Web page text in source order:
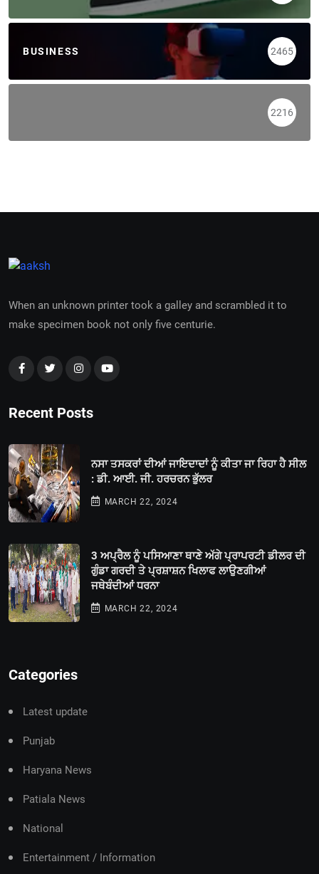
BUSINESS 2465
2216
When an unknown printer took a galley and scrambled it to
make specimen book not only five centurie.
Recent Posts
ਨਸਾ ਤਸਕਰਾਂ ਦੀਆਂ ਜਾਇਦਾਦਾਂ ਨੂੰ ਕੀਤਾ ਜਾ ਰਿਹਾ ਹੈ ਸੀਲ
: ਡੀ. ਆਈ. ਜੀ. ਹਰਚਰਨ ਭੁੱਲਰ
MARCH 22, 2024
3 ਅਪ੍ਰੈਲ ਨੂੰ ਪਸਿਆਣਾ ਥਾਣੇ ਅੱਗੇ ਪ੍ਰਾਪਰਟੀ ਡੀਲਰ ਦੀ
ਗੁੰਡਾ ਗਰਦੀ ਤੇ ਪ੍ਰਸ਼ਾਸ਼ਨ ਖਿਲਾਫ ਲਾਉਣਗੀਆਂ
ਜਥੇਬੰਦੀਆਂ ਧਰਨਾ
MARCH 22, 2024
Categories
Latest update
Punjab
Haryana News
Patiala News
National
Entertainment / Information